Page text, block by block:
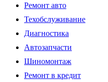
Ремонт авто
Техобслуживание
Диагностика
Автозапчасти
Шиномонтаж
Ремонт в кредит